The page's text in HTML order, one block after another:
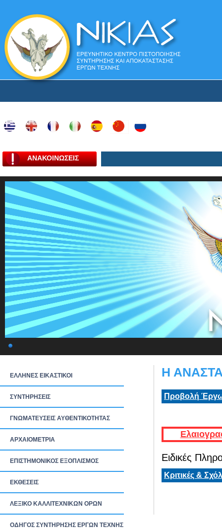
ΑΝΑΚΟΙΝΩΣΕΙΣ
ΕΛΛΗΝΕΣ ΕΙΚΑΣΤΙΚΟΙ
ΣΥΝΤΗΡΗΣΕΙΣ
ΓΝΩΜΑΤΕΥΣΕΙΣ ΑΥΘΕΝΤΙΚΟΤΗΤΑΣ
ΑΡΧΑΙΟΜΕΤΡΙΑ
ΕΠΙΣΤΗΜΟΝΙΚΟΣ ΕΞΟΠΛΙΣΜΟΣ
ΕΚΘΕΣΕΙΣ
ΛΕΞΙΚΟ ΚΑΛΛΙΤΕΧΝΙΚΩΝ ΟΡΩΝ
ΟΔΗΓΟΣ ΣΥΝΤΗΡΗΣΗΣ ΕΡΓΩΝ ΤΕΧΝΗΣ
Η
Προβολή
Ειδικές
Κριτικές &